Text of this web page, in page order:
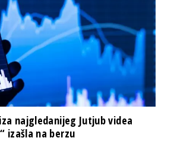
najgledanijeg Jutjub videa
izašla na berzu